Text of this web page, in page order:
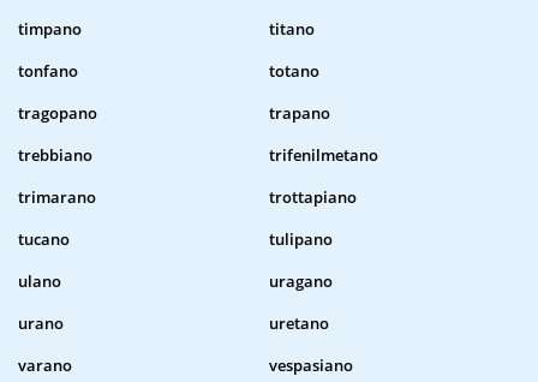
timpano
titano
tonfano
totano
tragopano
trapano
trebbiano
trifenilmetano
trimarano
trottapiano
tucano
tulipano
ulano
uragano
urano
uretano
varano
vespasiano